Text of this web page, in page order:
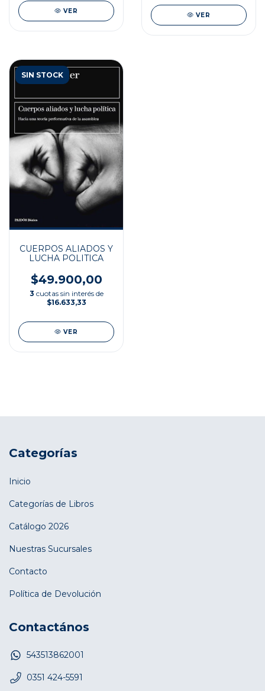
VER
VER
SIN STOCK
CUERPOS ALIADOS Y
LUCHA POLITICA
$49.900,00
3 cuotas sin interés de
$16.633,33
VER
Categorías
Inicio
Categorías de Libros
Catálogo 2026
Nuestras Sucursales
Contacto
Política de Devolución
Contactános
543513862001
0351 424-5591